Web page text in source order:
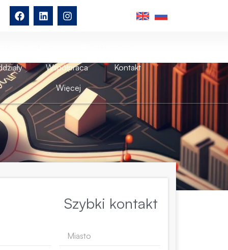
Współpraca
Kontakt
Więcej
Szybki kontakt